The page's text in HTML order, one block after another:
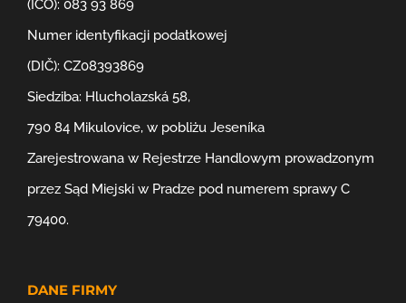
(IČO): 083 93 869
Numer identyfikacji podatkowej
(DIČ): CZ08393869
Siedziba: Hlucholazská 58,
790 84 Mikulovice, w pobliżu Jeseníka
Zarejestrowana w Rejestrze Handlowym prowadzonym
przez Sąd Miejski w Pradze pod numerem sprawy C
79400.
DANE FIRMY